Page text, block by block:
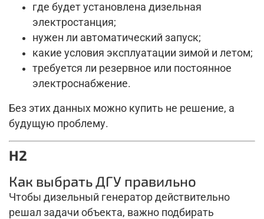
где будет установлена дизельная
электростанция;
нужен ли автоматический запуск;
какие условия эксплуатации зимой и летом;
требуется ли резервное или постоянное
электроснабжение.
Без этих данных можно купить не решение, а
будущую проблему.
H2
Как выбрать ДГУ правильно
Чтобы дизельный генератор действительно
решал задачи объекта, важно подбирать